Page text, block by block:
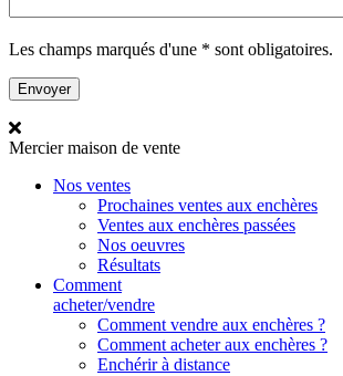
Les champs marqués d'une * sont obligatoires.
Merciermaison de vente
Nos ventes
Prochaines ventes aux enchères
Ventes aux enchères passées
Nos oeuvres
Résultats
Comment
acheter/vendre
Comment vendre aux enchères ?
Comment acheter aux enchères ?
Enchérir à distance